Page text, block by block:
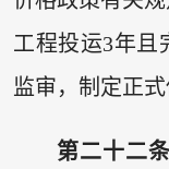
工程投运3年且
监审，制定正式
第二十二